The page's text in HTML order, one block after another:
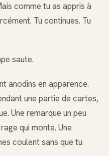
comme tu as appris à
Tu continues. Tu
saute.
anodins en apparence.
une partie de cartes,
Une remarque un peu
qui monte. Une
coulent sans que tu